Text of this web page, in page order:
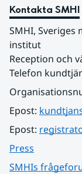
Kontakta SMHI
SMHI,
institut
Reception och
Telefon
Epost:
Epost:
Press
SMHIs